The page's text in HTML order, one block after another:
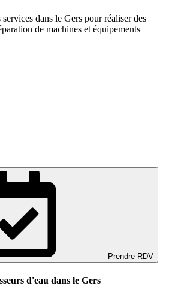
dans le Gers pour réaliser des
de machines et équipements
Prendre RDV
d'eau dans le Gers